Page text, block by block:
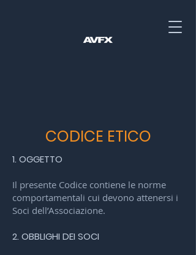
CODICE ETICO
1. OGGETTO
Il presente Codice contiene le norme
comportamentali cui devono attenersi i
Soci dell’Associazione.
2. OBBLIGHI DEI SOCI